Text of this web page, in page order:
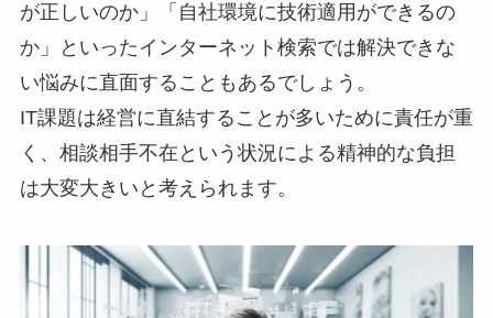
が正しいのか」「自社環境に技術適用ができるの
か」といったインターネット検索では解決できな
い悩みに直面することもあるでしょう。
IT課題は経営に直結することが多いために責任が重
く、相談相手不在という状況による精神的な負担
は大変大きいと考えられます。